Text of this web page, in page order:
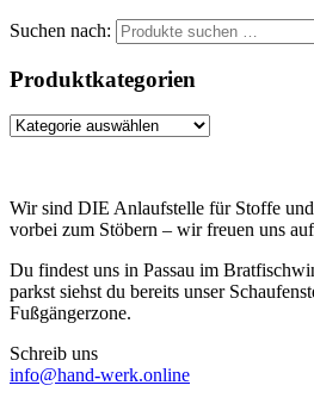
Suchen nach:
Produktkategorien
Wir sind DIE Anlaufstelle für Stoffe
vorbei zum Stöbern – wir freuen uns
Du findest uns in Passau im
parkst siehst du bereits unser
Fußgängerzone.
Schreib uns
info@hand-werk.online